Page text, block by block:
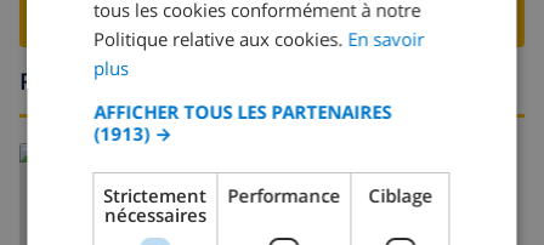
RESERVER CETTE VILLA ›
Région
Espagne>Costa Blanca>Calpe
SPANISH
GERMAN
DANISH
tous les cookies conformément à notre
Politique relative aux cookies. En savoir
plus
AFFICHER TOUS LES PARTENAIRES
(1913) →
Strictement
nécessaires
Performance Ciblage